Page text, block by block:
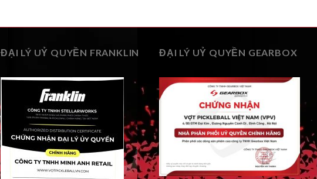
ĐẠI LÝ UỶ QUYỀN FRANKLIN ĐẠI LÝ UỶ QUYỀN GEARBOX